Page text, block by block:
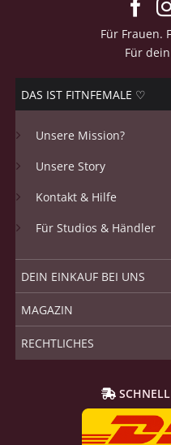
Für Frauen.
Für
DAS IST FITNFEMALE ♡
Unsere Mission?
Unsere Story
Kontakt & Hilfe
Für Studios & Händler
DEIN EINKAUF BEI UNS
MAGAZIN
RECHTLICHES